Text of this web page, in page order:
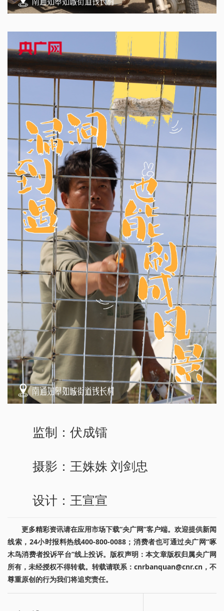
监制：伏成镭
摄影：王姝姝 刘剑忠
设计：王宣宣
更多精彩资讯请在应用市场下载“央广网”客户端。欢迎提供新闻
线索，24小时报料热线400-800-0088；消费者也可通过央广网“啄
木鸟消费者投诉平台”线上投诉。版权声明：本文章版权归属央广网
所有，未经授权不得转载。转载请联系：cnrbanquan@cnr.cn，不
尊重原创的行为我们将追究责任。